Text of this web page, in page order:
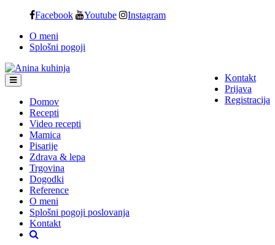
content
Facebook Youtube Instagram
O meni
Splošni pogoji
Kontakt
Prijava
Registracija
Domov
Recepti
Video recepti
Mamica
Pisarije
Zdrava & lepa
Trgovina
Dogodki
Reference
O meni
Splošni pogoji poslovanja
Kontakt